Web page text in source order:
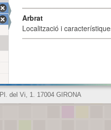
Arbrat
Localització i
Pl. del Vi, 1. 17004 GIRONA